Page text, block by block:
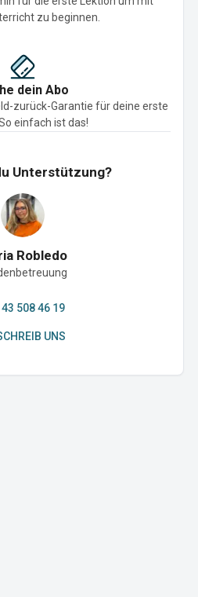
zu beginnen.
dein Abo
zurück-Garantie für deine erste
einfach ist das!
Unterstützung?
Robledo
508 46 19
UNS